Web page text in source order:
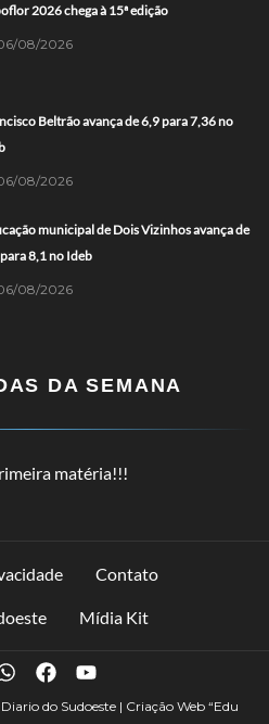
2026 chega à 15ª edição
08/2026
Beltrão avança de 6,9 para 7,36 no
08/2026
municipal de Dois Vizinhos avança de
8,1 no Ideb
08/2026
DA SEMANA
matéria!!!
Contato
Mídia Kit
do Sudoeste | Criação Web “Edu